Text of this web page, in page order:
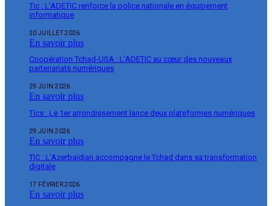
Tic : L’ADETIC renforce la police nationale en équipement
informatique
20 JUILLET 2026
En savoir plus
Coopération Tchad-USA : L’ADETIC au cœur des nouveaux
partenariats numériques
29 JUIN 2026
En savoir plus
Tics : Le 1er arrondissement lance deux plateformes numériques
29 JUIN 2026
En savoir plus
TIC : L’Azerbaïdjan accompagne le Tchad dans sa transformation
digitale
17 FÉVRIER 2026
En savoir plus